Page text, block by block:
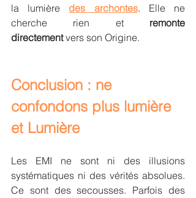
la lumière des archontes. Elle ne
cherche rien et remonte
directement vers son Origine.
Conclusion : ne
confondons plus lumière
et Lumière
Les EMI ne sont ni des illusions
systématiques ni des vérités absolues.
Ce sont des secousses. Parfois des